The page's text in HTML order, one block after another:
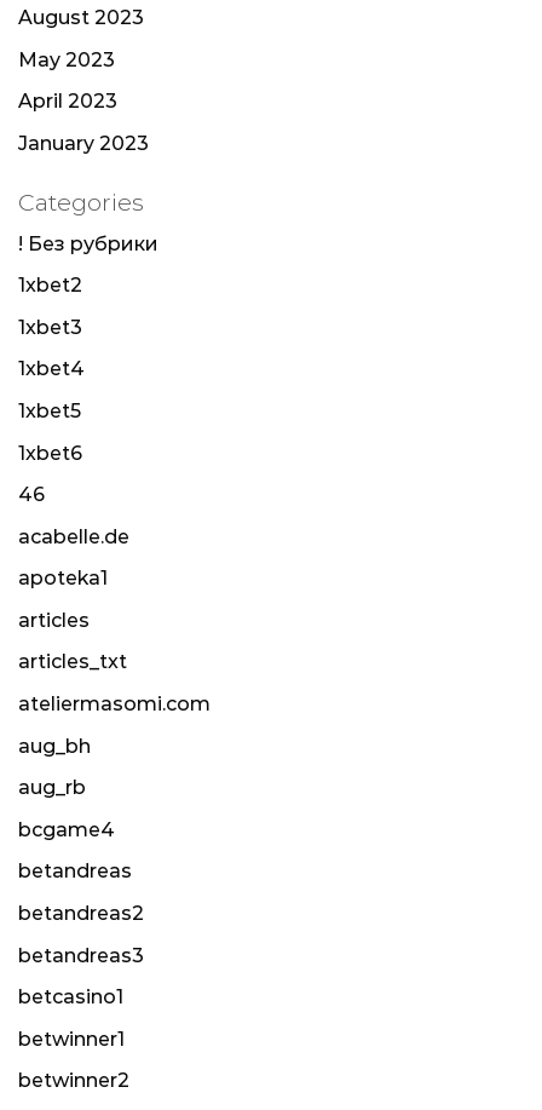
August 2023
May 2023
April 2023
January 2023
Categories
! Без рубрики
1xbet2
1xbet3
1xbet4
1xbet5
1xbet6
46
acabelle.de
apoteka1
articles
articles_txt
ateliermasomi.com
aug_bh
aug_rb
bcgame4
betandreas
betandreas2
betandreas3
betcasino1
betwinner1
betwinner2